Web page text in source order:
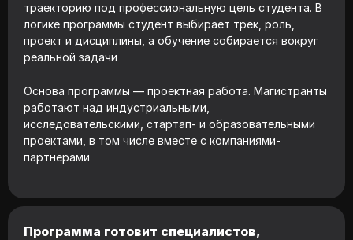
траекторию под профессиональную цель студента. В
логике программы студент выбирает трек, роль,
проект и дисциплины, а обучение собирается вокруг
реальной задачи
Основа программы — проектная работа. Магистранты
работают над индустриальными,
исследовательскими, стартап- и образовательными
проектами, в том числе вместе с компаниями-
партнерами
Программа готовит специалистов,